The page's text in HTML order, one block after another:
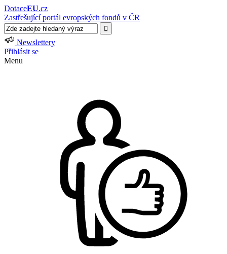
DotaceEU.cz
Zastřešující portál evropských fondů v ČR
Newslettery
Přihlásit se
Menu